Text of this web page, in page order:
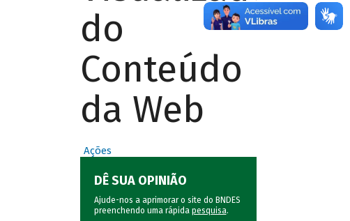
do
Conteúdo
da Web
Ações
DÊ SUA OPINIÃO
Ajude-nos a aprimorar o site do BNDES
preenchendo uma rápida pesquisa.